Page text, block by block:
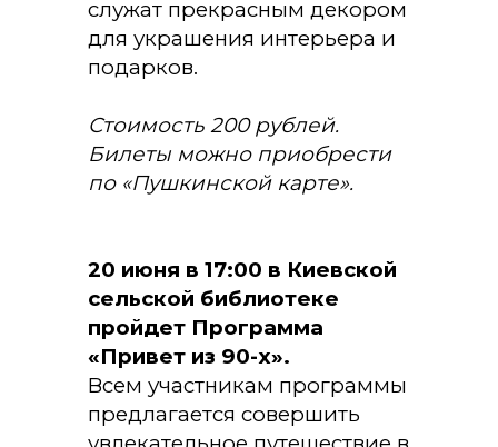
служат прекрасным декором
для украшения интерьера и
подарков.
Стоимость 200 рублей.
Билеты можно приобрести
по «Пушкинской карте».
20 июня в 17:00 в Киевской
сельской библиотеке
пройдет Программа
«Привет из 90-х».
Всем участникам программы
предлагается совершить